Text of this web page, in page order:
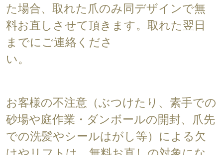
た場合、取れた爪のみ同デザインで無
料お直しさせて頂きます。取れた翌日
までにご連絡くださ
い。
お客様の不注意（ぶつけたり、素手での
砂場や庭作業・ダンボールの開封、爪先
での洗髪やシールはがし等）による欠